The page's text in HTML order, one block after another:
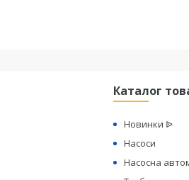
Каталог
Новинки ᐉ
Насоси
Насосна